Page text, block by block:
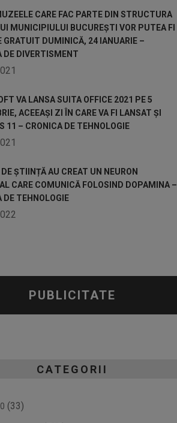
CARE FAC PARTE DIN STRUCTURA
MUNICIPIULUI BUCUREȘTI VOR PUTEA FI
GRATUIT DUMINICĂ, 24 IANUARIE –
DE DIVERTISMENT
VA LANSA SUITA OFFICE 2021 PE 5
ACEEAȘI ZI ÎN CARE VA FI LANSAT ȘI
11 – CRONICA DE TEHNOLOGIE
ȘTIINȚĂ AU CREAT UN NEURON
CARE COMUNICĂ FOLOSIND DOPAMINA –
DE TEHNOLOGIE
PUBLICITATE
CATEGORII
(33)